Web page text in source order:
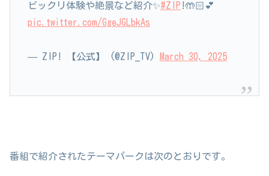
ビックリ体験や絶景など紹介✨#ZIP !🤲🏻💕
pic.twitter.com/GgeJGLbkAs
— ZIP! 【公式】 (@ZIP_TV) March 30, 2025
番組で紹介されたテーマパークは次のとおりです。